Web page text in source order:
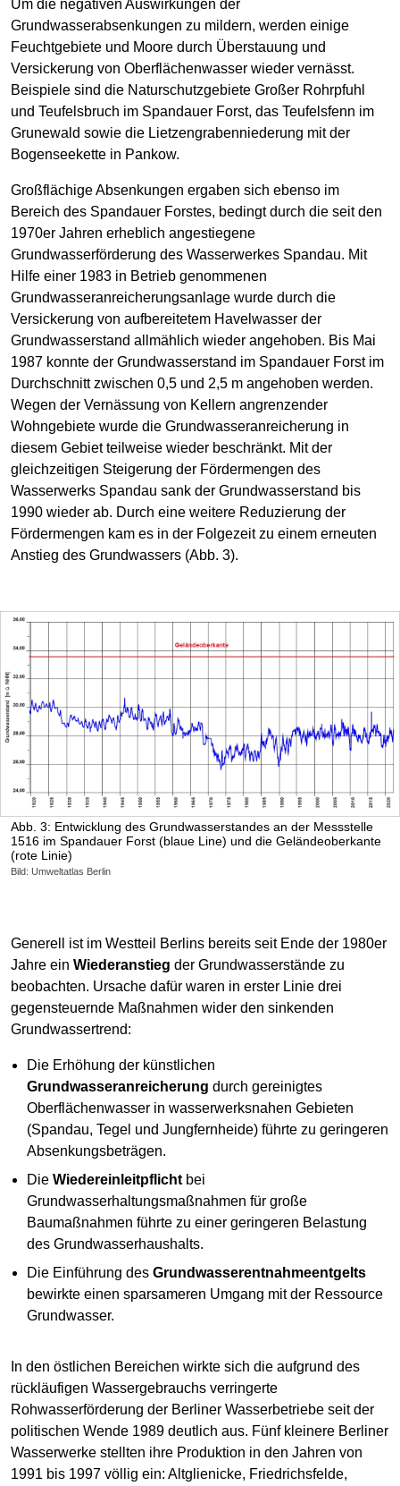
Um die negativen Auswirkungen der
Grundwasserabsenkungen zu mildern, werden einige
Feuchtgebiete und Moore durch Überstauung und
Versickerung von Oberflächenwasser wieder vernässt.
Beispiele sind die Naturschutzgebiete Großer Rohrpfuhl
und Teufelsbruch im Spandauer Forst, das Teufelsfenn im
Grunewald sowie die Lietzengrabenniederung mit der
Bogenseekette in Pankow.
Großflächige Absenkungen ergaben sich ebenso im
Bereich des Spandauer Forstes, bedingt durch die seit den
1970er Jahren erheblich angestiegene
Grundwasserförderung des Wasserwerkes Spandau. Mit
Hilfe einer 1983 in Betrieb genommenen
Grundwasseranreicherungsanlage wurde durch die
Versickerung von aufbereitetem Havelwasser der
Grundwasserstand allmählich wieder angehoben. Bis Mai
1987 konnte der Grundwasserstand im Spandauer Forst im
Durchschnitt zwischen 0,5 und 2,5 m angehoben werden.
Wegen der Vernässung von Kellern angrenzender
Wohngebiete wurde die Grundwasseranreicherung in
diesem Gebiet teilweise wieder beschränkt. Mit der
gleichzeitigen Steigerung der Fördermengen des
Wasserwerks Spandau sank der Grundwasserstand bis
1990 wieder ab. Durch eine weitere Reduzierung der
Fördermengen kam es in der Folgezeit zu einem erneuten
Anstieg des Grundwassers (Abb. 3).
Abb. 3: Entwicklung des Grundwasserstandes an der Messstelle
1516 im Spandauer Forst (blaue Line) und die Geländeoberkante
(rote Linie)
Bild: Umweltatlas Berlin
Generell ist im Westteil Berlins bereits seit Ende der 1980er
Jahre ein Wiederanstieg der Grundwasserstände zu
beobachten. Ursache dafür waren in erster Linie drei
gegensteuernde Maßnahmen wider den sinkenden
Grundwassertrend:
Die Erhöhung der künstlichen
Grundwasseranreicherung durch gereinigtes
Oberflächenwasser in wasserwerksnahen Gebieten
(Spandau, Tegel und Jungfernheide) führte zu geringeren
Absenkungsbeträgen.
Die Wiedereinleitpflichtbei
Grundwasserhaltungsmaßnahmen für große
Baumaßnahmen führte zu einer geringeren Belastung
des Grundwasserhaushalts.
Die Einführung des Grundwasserentnahmeentgelts
bewirkte einen sparsameren Umgang mit der Ressource
Grundwasser.
In den östlichen Bereichen wirkte sich die aufgrund des
rückläufigen Wassergebrauchs verringerte
Rohwasserförderung der Berliner Wasserbetriebe seit der
politischen Wende 1989 deutlich aus. Fünf kleinere Berliner
Wasserwerke stellten ihre Produktion in den Jahren von
1991 bis 1997 völlig ein: Altglienicke, Friedrichsfelde,